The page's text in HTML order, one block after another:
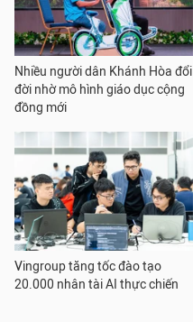
Nhiều người dân Khánh Hòa đổi
đời nhờ mô hình giáo dục cộng
đồng mới
Vingroup tăng tốc đào tạo
20.000 nhân tài AI thực chiến